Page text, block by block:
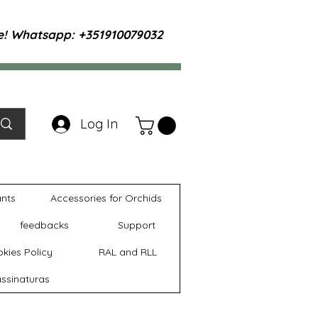
Whatsapp: +351910079032
Log In
Accessories for Orchids
feedbacks Support
Policy RAL and RLL